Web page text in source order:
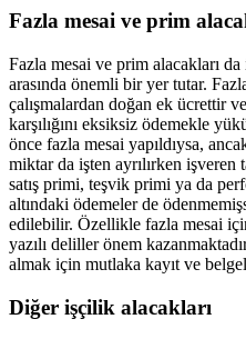
Fazla mesai ve prim
Fazla mesai ve prim alacakları
arasında önemli bir yer tutar.
çalışmalardan doğan ek ücrettir
karşılığını eksiksiz ödemekle
önce fazla mesai yapıldıysa,
miktar da işten ayrılırken işveren
satış primi, teşvik primi ya da
altındaki ödemeler de
edilebilir. Özellikle fazla mesai
yazılı deliller önem
almak için mutlaka kayıt ve
Diğer işçilik alacakları